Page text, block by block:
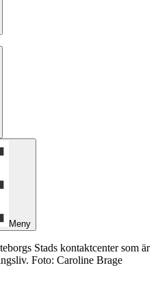
Meny
Stads kontaktcenter som är
Foto: Caroline Brage